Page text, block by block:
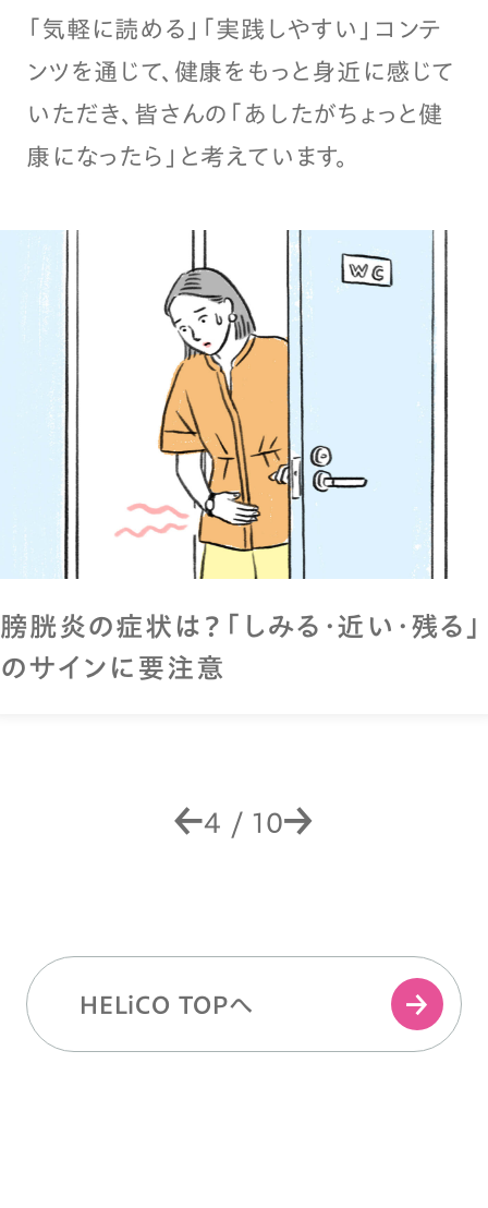
「気軽に読める」「実践しやすい」コンテ
ンツを通じて、健康をもっと身近に感じて
いただき、皆さんの「あしたがちょっと健
康になったら」と考えています。
膀胱炎の症状は？「しみる・近い・残る」
のサインに要注意
4 / 10
HELiCO TOPへ